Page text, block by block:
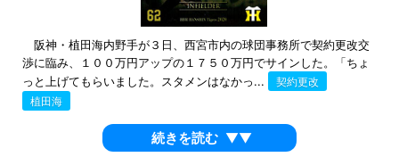
阪神・植田海内野手が３日、西宮市内の球団事務所で契約更改交
渉に臨み、１００万円アップの１７５０万円でサインした。「ちょ
っと上げてもらいました。スタメンはなかっ...
契約更改
植田海
続きを読む ▼▼